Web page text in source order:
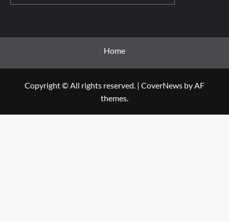
Home
Copyright © All rights reserved. | CoverNews by AF
themes.